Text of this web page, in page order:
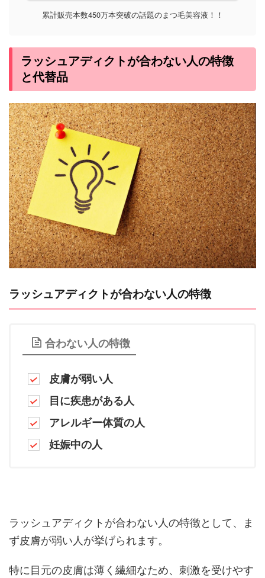
累計販売本数450万本突破の話題のまつ毛美容液！！
ラッシュアディクトが合わない人の特徴
と代替品
ラッシュアディクトが合わない人の特徴
合わない人の特徴
皮膚が弱い人
目に疾患がある人
アレルギー体質の人
妊娠中の人
ラッシュアディクトが合わない人の特徴として、ま
ず皮膚が弱い人が挙げられます。
特に目元の皮膚は薄く繊細なため、刺激を受けやす